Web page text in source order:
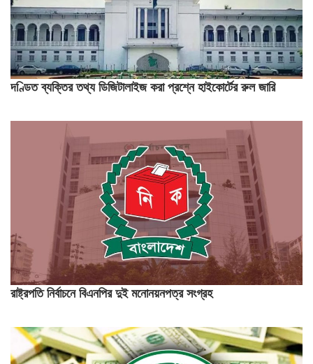
দণ্ডিত ব্যক্তির তথ্য ডিজিটালাইজ করা প্রশ্নে হাইকোর্টের রুল জারি
রাষ্ট্রপতি নির্বাচনে বিএনপির দুই মনোনয়নপত্র সংগ্রহ